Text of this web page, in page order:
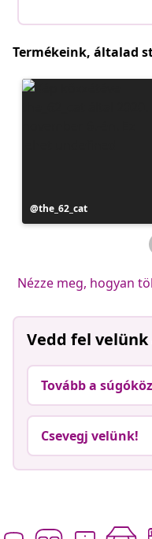
Termékeink, általad
Bejegyzés
közzétevője
the_62_cat
Nézze meg, hogyan
Vedd fel
Tovább a
Csevegj velünk!